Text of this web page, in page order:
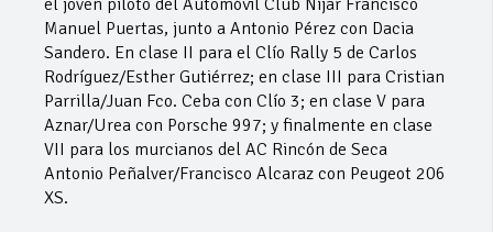
el joven piloto del Automóvil Club Níjar Francisco
Manuel Puertas, junto a Antonio Pérez con Dacia
Sandero. En clase II para el Clío Rally 5 de Carlos
Rodríguez/Esther Gutiérrez; en clase III para Cristian
Parrilla/Juan Fco. Ceba con Clío 3; en clase V para
Aznar/Urea con Porsche 997; y finalmente en clase
VII para los murcianos del AC Rincón de Seca
Antonio Peñalver/Francisco Alcaraz con Peugeot 206
XS.